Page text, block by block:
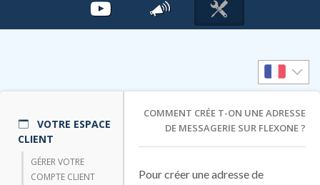
VOTRE ESPACE
CLIENT
GÉRER VOTRE
COMPTE CLIENT
COMMENT CRÉE T-ON UNE ADRESSE
DE MESSAGERIE SUR FLEXONE ?
Pour créer une adresse de